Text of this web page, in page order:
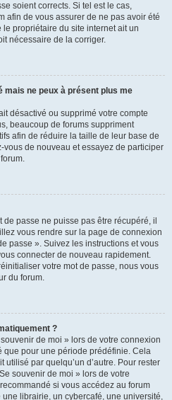
soient corrects. Si tel est le cas,
afin de vous assurer de ne pas avoir été
propriétaire du site internet ait un
nécessaire de la corriger.
mais ne peux à présent plus me
désactivé ou supprimé votre compte
beaucoup de forums suppriment
afin de réduire la taille de leur base de
de nouveau et essayez de participer
passe ne puisse pas être récupéré, il
vous rendre sur la page de connexion
passe ». Suivez les instructions et vous
connecter de nouveau rapidement.
votre mot de passe, nous vous
du forum.
?
de moi » lors de votre connexion
que pour une période prédéfinie. Cela
utilisé par quelqu’un d’autre. Pour rester
souvenir de moi » lors de votre
si vous accédez au forum
librairie, un cybercafé, une université,